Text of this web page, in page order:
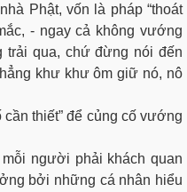
Phật, vốn là pháp “thoát
- ngay cả không vướng
trải qua, chứ đừng nói đến
khư khư ôm giữ nó, nô
thiết” để củng cố vướng
người phải khách quan
bởi những cá nhân hiểu